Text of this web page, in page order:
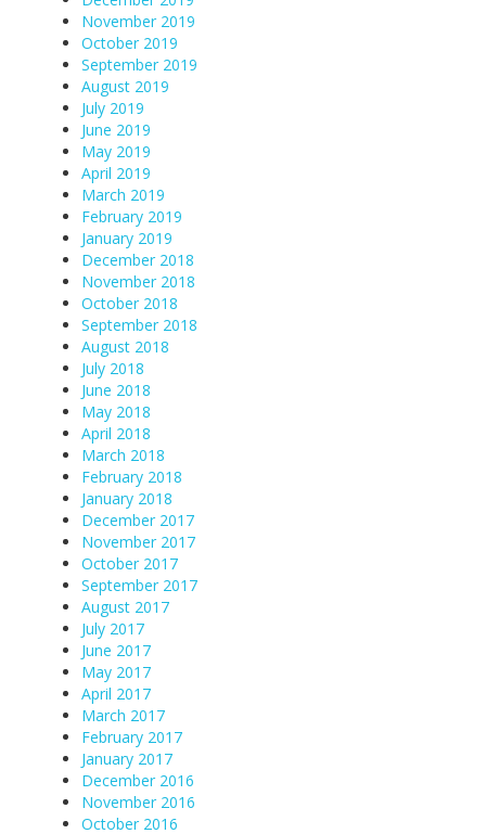
November 2019
October 2019
September 2019
August 2019
July 2019
June 2019
May 2019
April 2019
March 2019
February 2019
January 2019
December 2018
November 2018
October 2018
September 2018
August 2018
July 2018
June 2018
May 2018
April 2018
March 2018
February 2018
January 2018
December 2017
November 2017
October 2017
September 2017
August 2017
July 2017
June 2017
May 2017
April 2017
March 2017
February 2017
January 2017
December 2016
November 2016
October 2016